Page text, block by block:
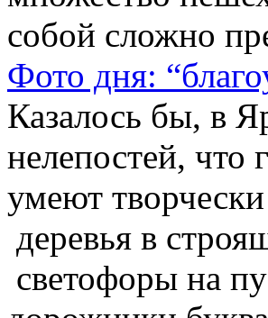
собой сложно
Фото дня:
Казалось бы, в
нелепостей, что
умеют
деревья в
светофоры на